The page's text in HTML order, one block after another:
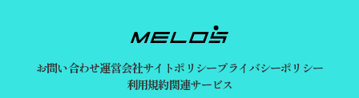
お問い合わせ運営会社サイトポリシープライバシーポリシー
利用規約関連サービス